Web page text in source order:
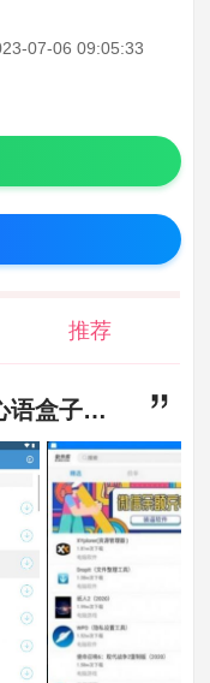
07-06 09:05:33
推荐
心语盒子软件库下载,心语盒子最新版2023下载